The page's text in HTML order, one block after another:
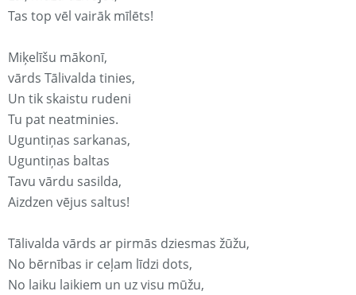
Tas top vēl vairāk mīlēts!
Miķelīšu mākonī,
vārds Tālivalda tinies,
Un tik skaistu rudeni
Tu pat neatminies.
Uguntiņas sarkanas,
Uguntiņas baltas
Tavu vārdu sasilda,
Aizdzen vējus saltus!
Tālivalda vārds ar pirmās dziesmas žūžu,
No bērnības ir ceļam līdzi dots,
No laiku laikiem un uz visu mūžu,